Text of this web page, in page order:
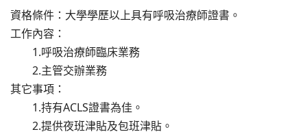
資格條件：大學學歷以上具有呼吸治療師證書。
工作內容：
1.呼吸治療師臨床業務
2.主管交辦業務
其它事項：
1.持有ACLS證書為佳。
2.提供夜班津貼及包班津貼。